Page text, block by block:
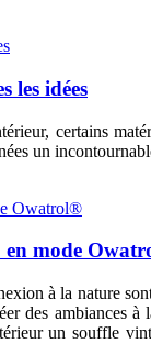
les idées
certains
un
en mode
à la nature
des ambiances
un souffle